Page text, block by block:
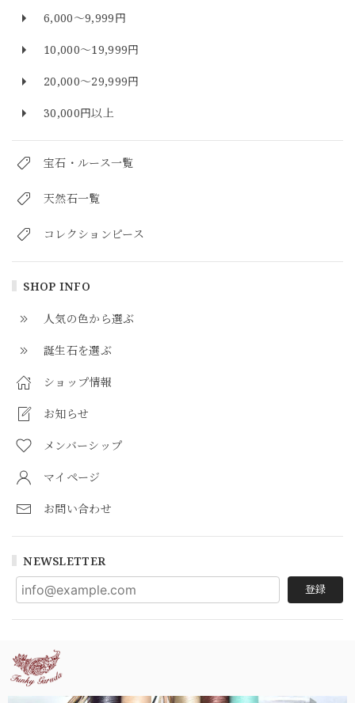
6,000～9,999円
10,000～19,999円
20,000～29,999円
30,000円以上
宝石・ルース一覧
天然石一覧
コレクションピース
SHOP INFO
人気の色から選ぶ
誕生石を選ぶ
ショップ情報
お知らせ
メンバーシップ
マイページ
お問い合わせ
NEWSLETTER
登録